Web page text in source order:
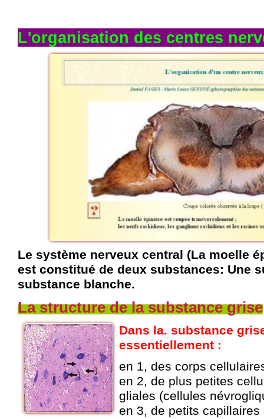
L'organisation des centres
Le système nerveux central (La moelle
est constitué de deux substances: Une
substance blanche.
La structure de la substance grise
Dans la. substance
essentiellement :
en 1, des corps
en 2, de plus petites
gliales (cellules
en 3, de petits